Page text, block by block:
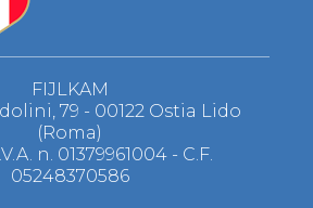
FIJLKAM
79 - 00122 Ostia Lido
(Roma)
n. 01379961004 - C.F.
05248370586